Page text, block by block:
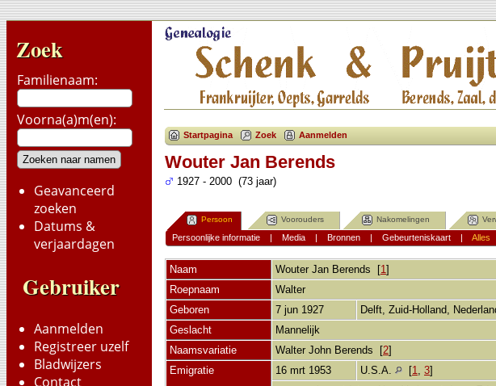
Zoek
Familienaam:
Voorna(a)m(en):
Geavanceerd
zoeken
Datums &
verjaardagen
Gebruiker
Aanmelden
Registreer uzelf
Bladwijzers
Contact
Startpagina Zoek Aanmelden
Wouter Jan Berends
1927 - 2000 (73 jaar)
Persoon Voorouders Nakomelingen
Persoonlijke informatie| Media| Bronnen| Gebeurteniskaart| Alles
Naam Wouter Jan Berends [1]
Roepnaam
Walter
Geboren
7 jun 1927 Delft, Zuid-Holland,
Geslacht
Mannelijk
Naamsvariatie
Walter John Berends [2]
Emigratie
16 mrt 1953 U.S.A. [1 3]